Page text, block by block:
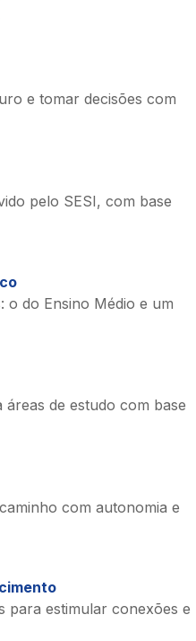
e tomar decisões com
pelo SESI, com base
o do Ensino Médio e um
de estudo com base
com autonomia e
para estimular conexões e